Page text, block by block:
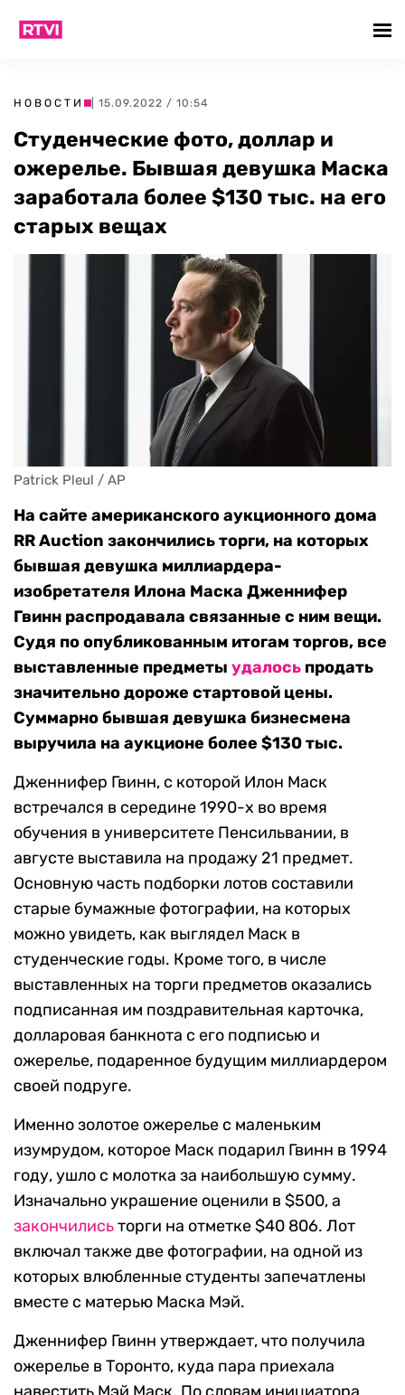
НОВОСТИ | 15.09.2022 / 10:54
Студенческие фото, доллар и
ожерелье. Бывшая девушка Маска
заработала более $130 тыс. на его
старых вещах
Patrick Pleul / AP
На сайте американского аукционного дома
RR Auction закончились торги, на которых
бывшая девушка миллиардера-
изобретателя Илона Маска Дженнифер
Гвинн распродавала связанные с ним вещи.
Судя по опубликованным итогам торгов, все
выставленные предметы удалось продать
значительно дороже стартовой цены.
Суммарно бывшая девушка бизнесмена
выручила на аукционе более $130 тыс.
Дженнифер Гвинн, с которой Илон Маск
встречался в середине 1990-х во время
обучения в университете Пенсильвании, в
августе выставила на продажу 21 предмет.
Основную часть подборки лотов составили
старые бумажные фотографии, на которых
можно увидеть, как выглядел Маск в
студенческие годы. Кроме того, в числе
выставленных на торги предметов оказались
подписанная им поздравительная карточка,
долларовая банкнота с его подписью и
ожерелье, подаренное будущим миллиардером
своей подруге.
Именно золотое ожерелье с маленьким
изумрудом, которое Маск подарил Гвинн в 1994
году, ушло с молотка за наибольшую сумму.
Изначально украшение оценили в $500, а
закончилисьторги на отметке $40 806. Лот
включал также две фотографии, на одной из
которых влюбленные студенты запечатлены
вместе с матерью Маска Мэй.
Дженнифер Гвинн утверждает, что получила
ожерелье в Торонто, куда пара приехала